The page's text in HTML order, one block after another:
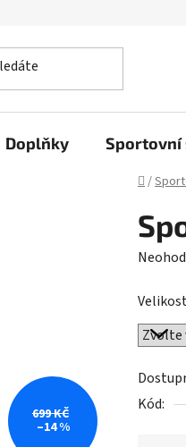
Doplňky Sportovní
Domů
/
je
0,0
z
5
Kód:
699 KČ
–14 %